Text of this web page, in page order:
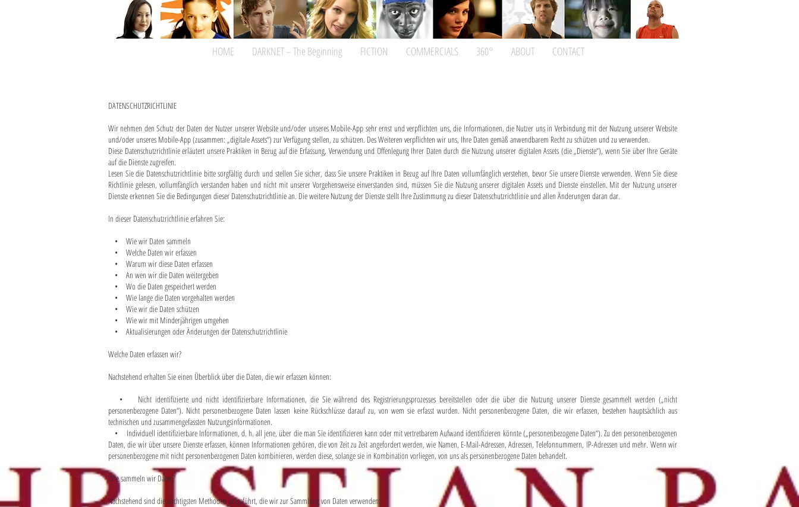
HOME DARKNET – The Beginning FICTION COMMERCIALS 360° ABOUT CONTACT
DATENSCHUTZRICHTLINIE
Wir nehmen den Schutz der Daten der Nutzer unserer Website und/oder unseres Mobile-App sehr ernst und verpflichten uns, die Informationen, die Nutzer uns in Verbindung mit der Nutzung unserer Website
und/oder unseres Mobile-App (zusammen: „digitale Assets“) zur Verfügung stellen, zu schützen. Des Weiteren verpflichten wir uns, Ihre Daten gemäß anwendbarem Recht zu schützen und zu verwenden.
Diese Datenschutzrichtlinie erläutert unsere Praktiken in Bezug auf die Erfassung, Verwendung und Offenlegung Ihrer Daten durch die Nutzung unserer digitalen Assets (die „Dienste“), wenn Sie über Ihre Geräte
auf die Dienste zugreifen.
Lesen Sie die Datenschutzrichtlinie bitte sorgfältig durch und stellen Sie sicher, dass Sie unsere Praktiken in Bezug auf Ihre Daten vollumfänglich verstehen, bevor Sie unsere Dienste verwenden. Wenn Sie diese
Richtlinie gelesen, vollumfänglich verstanden haben und nicht mit unserer Vorgehensweise einverstanden sind, müssen Sie die Nutzung unserer digitalen Assets und Dienste einstellen. Mit der Nutzung unserer
Dienste erkennen Sie die Bedingungen dieser Datenschutzrichtlinie an. Die weitere Nutzung der Dienste stellt Ihre Zustimmung zu dieser Datenschutzrichtlinie und allen Änderungen daran dar.
In dieser Datenschutzrichtlinie erfahren Sie:
• Wie wir Daten sammeln
• Welche Daten wir erfassen
• Warum wir diese Daten erfassen
• An wen wir die Daten weitergeben
• Wo die Daten gespeichert werden
• Wie lange die Daten vorgehalten werden
• Wie wir die Daten schützen
• Wie wir mit Minderjährigen umgehen
• Aktualisierungen oder Änderungen der Datenschutzrichtlinie
Welche Daten erfassen wir?
Nachstehend erhalten Sie einen Überblick über die Daten, die wir erfassen können:
• Nicht identifizierte und nicht identifizierbare Informationen, die Sie während des Registrierungsprozesses bereitstellen oder die über die Nutzung unserer Dienste gesammelt werden („nicht
personenbezogene Daten“). Nicht personenbezogene Daten lassen keine Rückschlüsse darauf zu, von wem sie erfasst wurden. Nicht personenbezogene Daten, die wir erfassen, bestehen hauptsächlich aus
technischen und zusammengefassten Nutzungsinformationen.
• Individuell identifizierbare Informationen, d. h. all jene, über die man Sie identifizieren kann oder mit vertretbarem Aufwand identifizieren könnte („personenbezogene Daten“). Zu den personenbezogenen
Daten, die wir über unsere Dienste erfassen, können Informationen gehören, die von Zeit zu Zeit angefordert werden, wie Namen, E-Mail-Adressen, Adressen, Telefonnummern, IP-Adressen und mehr. Wenn wir
personenbezogene mit nicht personenbezogenen Daten kombinieren, werden diese, solange sie in Kombination vorliegen, von uns als personenbezogene Daten behandelt.
Wie sammeln wir Daten?
Nachstehend sind die wichtigsten Methoden aufgeführt, die wir zur Sammlung von Daten verwenden: